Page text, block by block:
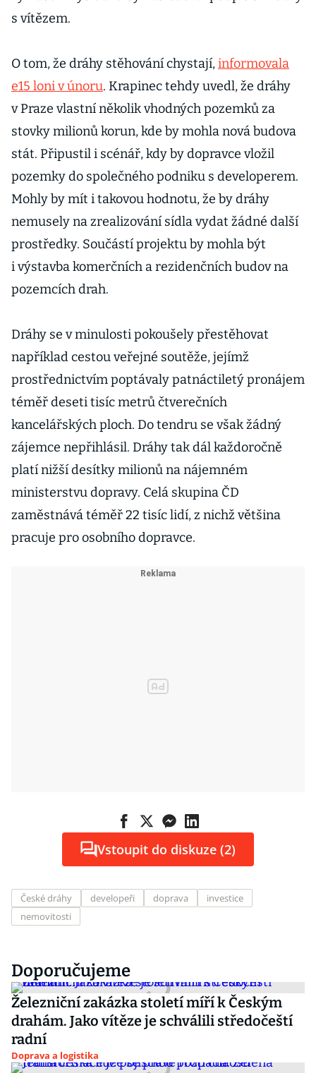
s vítězem.
O tom, že dráhy stěhování chystají,informovala
e15 loni v únoru. Krapinec tehdy uvedl, že dráhy
v Praze vlastní několik vhodných pozemků za
stovky milionů korun, kde by mohla nová budova
stát. Připustil i scénář, kdy by dopravce vložil
pozemky do společného podniku s developerem.
Mohly by mít i takovou hodnotu, že by dráhy
nemusely na zrealizování sídla vydat žádné další
prostředky. Součástí projektu by mohla být
i výstavba komerčních a rezidenčních budov na
pozemcích drah.
Dráhy se v minulosti pokoušely přestěhovat
například cestou veřejné soutěže, jejímž
prostřednictvím poptávaly patnáctiletý pronájem
téměř deseti tisíc metrů čtverečních
kancelářských ploch. Do tendru se však žádný
zájemce nepřihlásil. Dráhy tak dál každoročně
platí nižší desítky milionů na nájemném
ministerstvu dopravy. Celá skupina ČD
zaměstnává téměř 22 tisíc lidí, z nichž většina
pracuje pro osobního dopravce.
Vstoupit do diskuze (2)
České dráhy developeři doprava
investice
nemovitosti
Doporučujeme
Železniční zakázka století míří k Českým
drahám. Jako vítěze je schválili středočeští
radní
Doprava a logistika